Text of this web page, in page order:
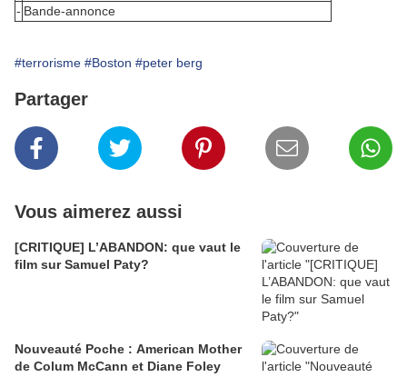
- Bande-annonce
#terrorisme #Boston #peter berg
Partager
Vous aimerez aussi
[CRITIQUE] L’ABANDON: que vaut le
film sur Samuel Paty?
Nouveauté Poche : American Mother
de Colum McCann et Diane Foley